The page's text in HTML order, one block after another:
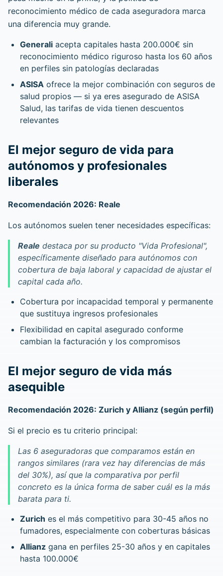
reconocimiento médico de cada aseguradora marca
una diferencia muy grande.
Generali acepta capitales hasta 200.000€ sin
reconocimiento médico riguroso hasta los 60 años
en perfiles sin patologías declaradas
ASISA ofrece la mejor combinación con seguros de
salud propios — si ya eres asegurado de ASISA
Salud, las tarifas de vida tienen descuentos
relevantes
El mejor seguro de vida para
autónomos y profesionales
liberales
Recomendación 2026: Reale
Los autónomos suelen tener necesidades específicas:
Reale destaca por su producto "Vida Profesional",
específicamente diseñado para autónomos con
cobertura de baja laboral y capacidad de ajustar el
capital cada año.
Cobertura por incapacidad temporal y permanente
que sustituya ingresos profesionales
Flexibilidad en capital asegurado conforme
cambian la facturación y los compromisos
El mejor seguro de vida más
asequible
Recomendación 2026: Zurich y Allianz (según perfil)
Si el precio es tu criterio principal:
Las 6 aseguradoras que comparamos están en
rangos similares (rara vez hay diferencias de más
del 30%), así que la comparativa por perfil
concreto es la única forma de saber cuál es la más
barata para ti.
Zurich es el más competitivo para 30-45 años no
fumadores, especialmente con coberturas básicas
Allianz gana en perfiles 25-30 años y en capitales
hasta 100.000€